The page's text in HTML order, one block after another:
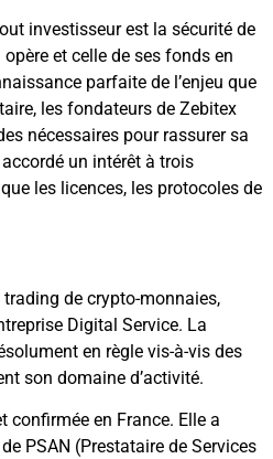
investisseur est la sécurité de
et celle de ses fonds en
parfaite de l’enjeu que
les fondateurs de Zebitex
nécessaires pour rassurer sa
un intérêt à trois
les licences, les protocoles de
de crypto-monnaies,
Digital Service. La
en règle vis-à-vis des
son domaine d’activité.
confirmée en France. Elle a
PSAN (Prestataire de Services